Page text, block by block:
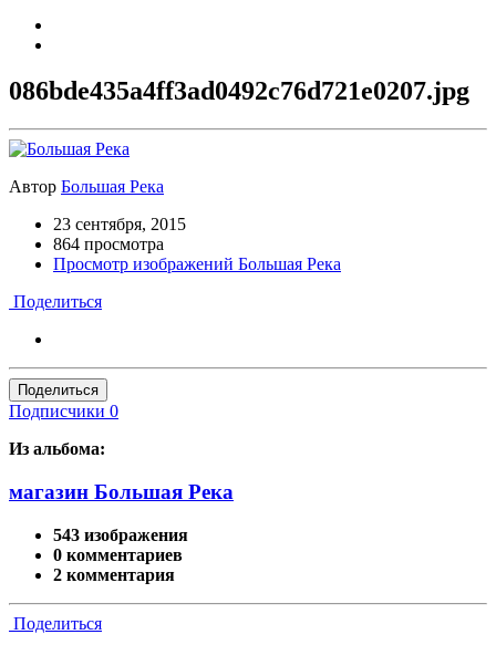
086bde435a4ff3ad0492c76d721e0207.jpg
Автор Большая Река
23 сентября, 2015
864 просмотра
Просмотр изображений Большая Река
Поделиться
Поделиться
Подписчики 0
Из альбома:
магазин Большая Река
543 изображения
0 комментариев
2 комментария
Поделиться